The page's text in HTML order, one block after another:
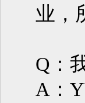
业，
Q：
A：